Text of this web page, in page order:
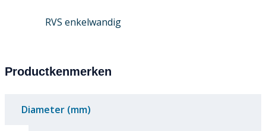
RVS enkelwandig
Productkenmerken
Diameter (mm)